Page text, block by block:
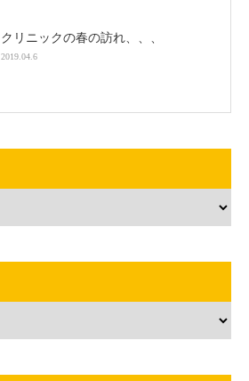
クリニックの春の訪れ、、、
2019.04.6